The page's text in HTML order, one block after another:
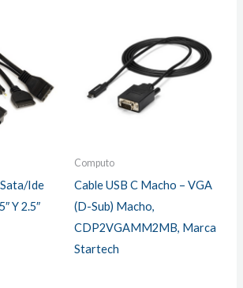
Ide
Y 2.5″
Computo
Cable USB C Macho – VGA
(D-Sub) Macho,
CDP2VGAMM2MB, Marca
Startech